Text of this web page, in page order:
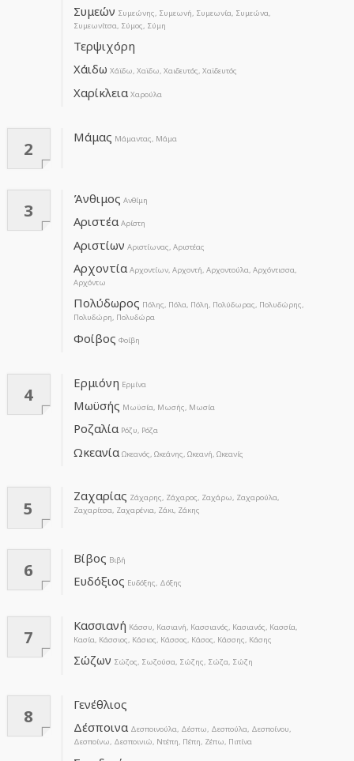
Συμεών Συμεώνης, Συμεωνή, Συμεωνία, Συμεώνα,
Συμεωνίτσα, Σύμος, Σύμη
Τερψιχόρη
Χάιδω Χάϊδω, Χαϊδω, Χαιδευτός, Χαϊδευτός
Χαρίκλεια Χαρούλα
2
Μάμας Μάμαντας, Μάμα
3
Άνθιμος Ανθίμη
Αριστέα Αρίστη
Αριστίων Αριστίωνας, Αριστέας
Αρχοντία Αρχοντίων, Αρχοντή, Αρχοντούλα, Αρχόντισσα,
Αρχόντω
Πολύδωρος Πόλης, Πόλα, Πόλη, Πολύδωρας, Πολυδώρης,
Πολυδώρη, Πολυδώρα
Φοίβος Φοίβη
4
Ερμιόνη Ερμίνα
Μωϋσής Μωϋσία, Μωσής, Μωσία
Ροζαλία Ρόζυ, Ρόζα
Ωκεανία Ωκεανός, Ωκεάνης, Ωκεανή, Ωκεανίς
5
Ζαχαρίας Ζάχαρης, Ζάχαρος, Ζαχάρω, Ζαχαρούλα,
Ζαχαρίτσα, Ζαχαρένια, Ζάκι, Ζάκης
6
Βίβος Βιβή
Ευδόξιος Ευδόξης, Δόξης
7
Κασσιανή Κάσσυ, Κασιανή, Κασσιανός, Κασιανός, Κασσία,
Κασία, Κάσσιος, Κάσιος, Κάσσος, Κάσος, Κάσσης, Κάσης
Σώζων Σώζος, Σωζούσα, Σώζης, Σώζα, Σώζη
8
Γενέθλιος
Δέσποινα Δεσποινούλα, Δέσπω, Δεσπούλα, Δεσποίνου,
Δεσποίνω, Δεσποινιώ, Ντέπη, Πέπη, Ζέπω, Πιπίνα